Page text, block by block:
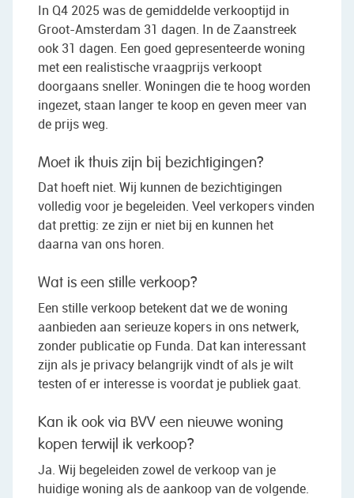
In Q4 2025 was de gemiddelde verkooptijd in
Groot-Amsterdam 31 dagen. In de Zaanstreek
ook 31 dagen. Een goed gepresenteerde woning
met een realistische vraagprijs verkoopt
doorgaans sneller. Woningen die te hoog worden
ingezet, staan langer te koop en geven meer van
de prijs weg.
Moet ik thuis zijn bij bezichtigingen?
Dat hoeft niet. Wij kunnen de bezichtigingen
volledig voor je begeleiden. Veel verkopers vinden
dat prettig: ze zijn er niet bij en kunnen het
daarna van ons horen.
Wat is een stille verkoop?
Een stille verkoop betekent dat we de woning
aanbieden aan serieuze kopers in ons netwerk,
zonder publicatie op Funda. Dat kan interessant
zijn als je privacy belangrijk vindt of als je wilt
testen of er interesse is voordat je publiek gaat.
Kan ik ook via BVV een nieuwe woning
kopen terwijl ik verkoop?
Ja. Wij begeleiden zowel de verkoop van je
huidige woning als de aankoop van de volgende.